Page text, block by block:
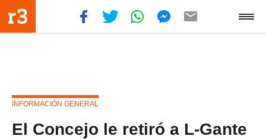
INFORMACIÓN GENERAL
El Concejo le retiró a L-Gante